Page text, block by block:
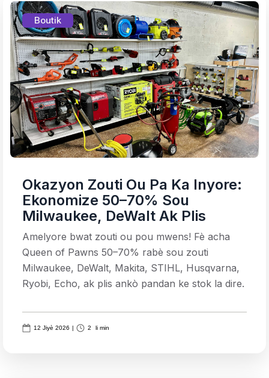
Boutik
Okazyon Zouti Ou Pa Ka Inyore:
Ekonomize 50–70% Sou
Milwaukee, DeWalt Ak Plis
Amelyore bwat zouti ou pou mwens! Fè acha
Queen of Pawns 50–70% rabè sou zouti
Milwaukee, DeWalt, Makita, STIHL, Husqvarna,
Ryobi, Echo, ak plis ankò pandan ke stok la dire.
12 Jiyè 2026 | 2 li min